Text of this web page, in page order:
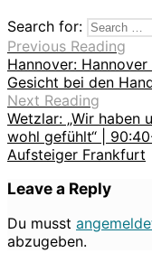
Search for:
Previous Reading
Hannover:
Gesicht bei den
Next Reading
Wetzlar: „Wir haben
wohl gefühlt“ |
Aufsteiger Frankfurt
Leave a Reply
Du musst
abzugeben.